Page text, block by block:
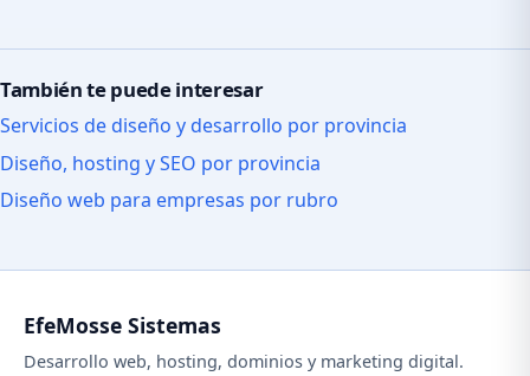
También te puede interesar
Servicios de diseño y desarrollo por provincia
Diseño, hosting y SEO por provincia
Diseño web para empresas por rubro
EfeMosse Sistemas
Desarrollo web, hosting, dominios y marketing digital.